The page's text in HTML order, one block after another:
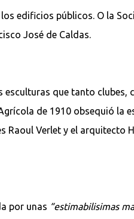
edificios públicos. O la
José de Caldas.
esculturas que tanto clubes,
de 1910 obsequió la
Raoul Verlet y el arquitecto
por unas “estimabilisimas